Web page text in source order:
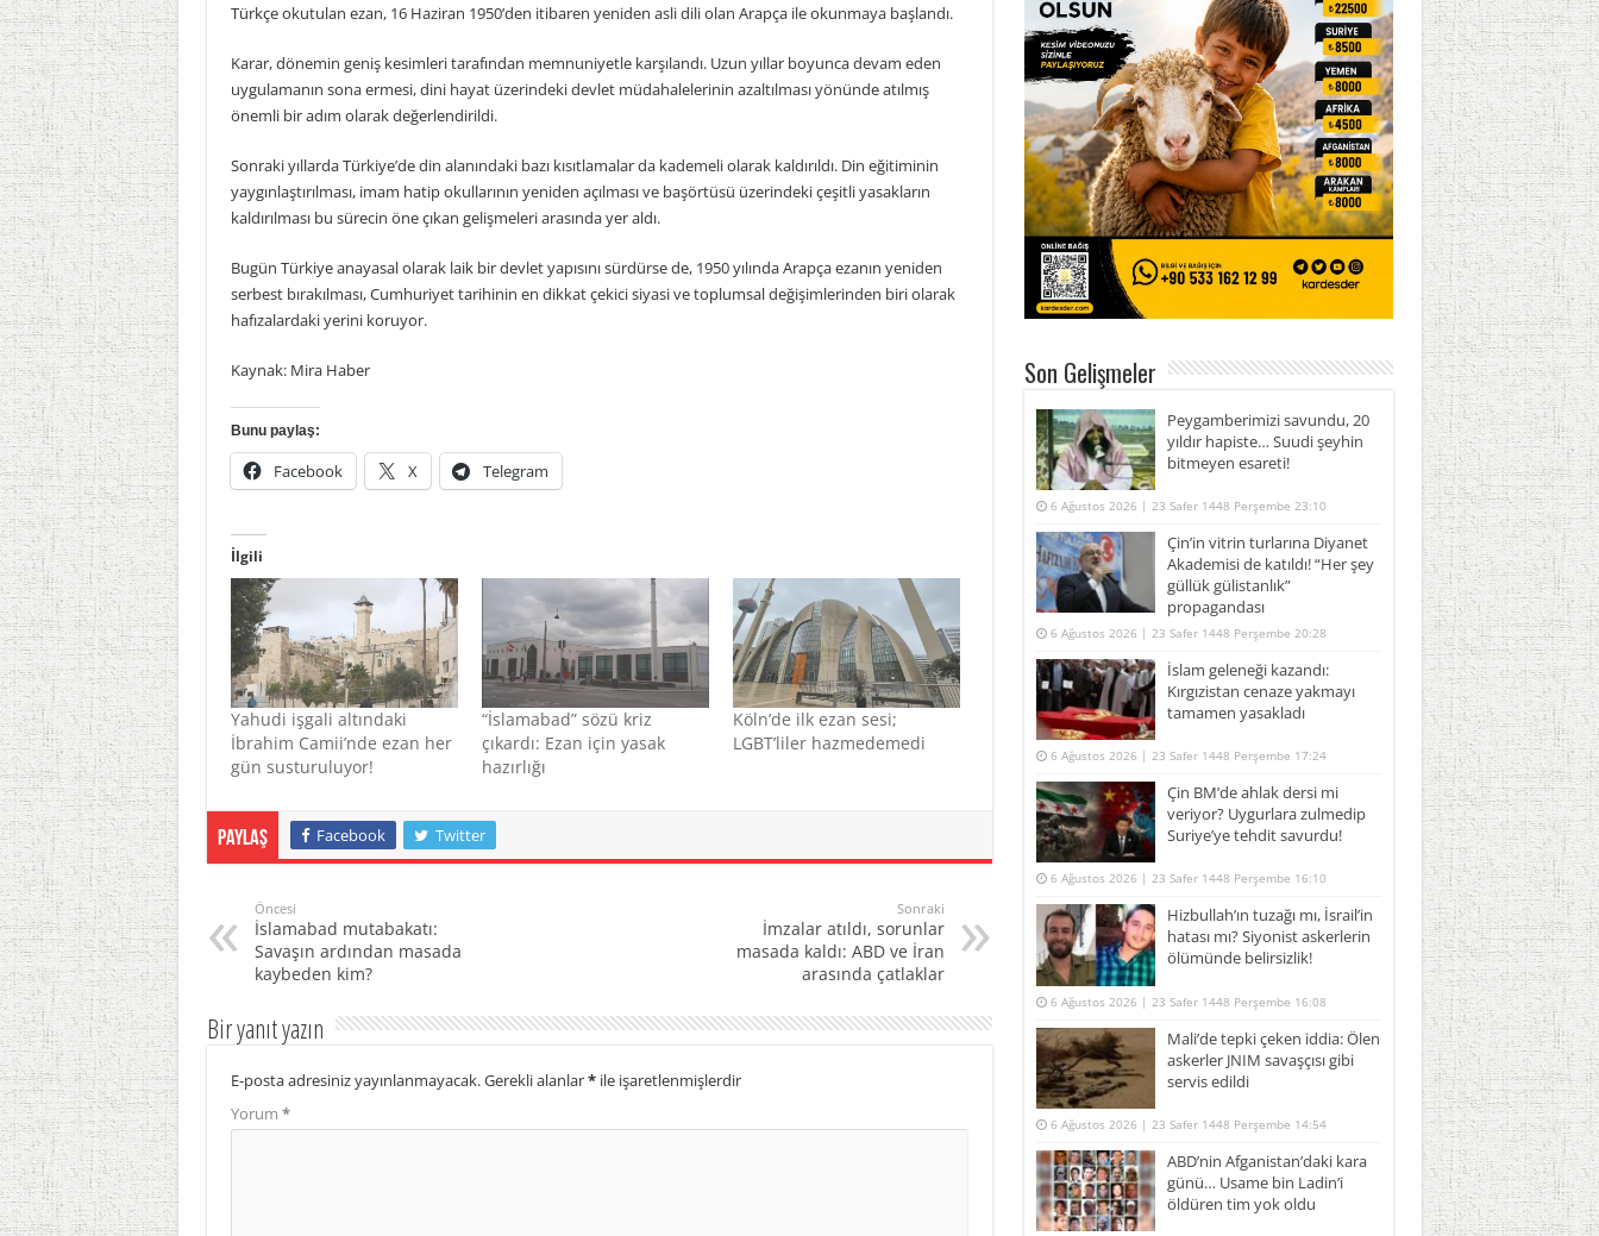
Türkçe okutulan ezan, 16 Haziran 1950’den itibaren yeniden asli dili olan Arapça ile okunmaya başlandı.
Karar, dönemin geniş kesimleri tarafından memnuniyetle karşılandı. Uzun yıllar boyunca devam eden
uygulamanın sona ermesi, dini hayat üzerindeki devlet müdahalelerinin azaltılması yönünde atılmış
önemli bir adım olarak değerlendirildi.
Sonraki yıllarda Türkiye’de din alanındaki bazı kısıtlamalar da kademeli olarak kaldırıldı. Din eğitiminin
yaygınlaştırılması, imam hatip okullarının yeniden açılması ve başörtüsü üzerindeki çeşitli yasakların
kaldırılması bu sürecin öne çıkan gelişmeleri arasında yer aldı.
Bugün Türkiye anayasal olarak laik bir devlet yapısını sürdürse de, 1950 yılında Arapça ezanın yeniden
serbest bırakılması, Cumhuriyet tarihinin en dikkat çekici siyasi ve toplumsal değişimlerinden biri olarak
hafızalardaki yerini koruyor.
Kaynak: Mira Haber
Bunu paylaş:
Facebook X Telegram
İlgili
Yahudi işgali altındaki
İbrahim Camii’nde ezan her
gün susturuluyor!
“İslamabad” sözü kriz
çıkardı: Ezan için yasak
hazırlığı
Köln’de ilk ezan sesi;
LGBT’liler hazmedemedi
Paylaş Facebook Twitter
Öncesi
İslamabad mutabakatı:
Savaşın ardından masada
kaybeden kim?
Sonraki
İmzalar atıldı, sorunlar
masada kaldı: ABD ve İran
arasında çatlaklar
Bir yanıt yazın
E-posta adresiniz yayınlanmayacak.Gerekli alanlar*ile işaretlenmişlerdir
Yorum *
Son Gelişmeler
Peygamberimizi savundu, 20
yıldır hapiste… Suudi şeyhin
bitmeyen esareti!
6 Ağustos 2026 | 23 Safer 1448 Perşembe 23:10
Çin’in vitrin turlarına Diyanet
Akademisi de katıldı! “Her şey
güllük gülistanlık”
propagandası
6 Ağustos 2026 | 23 Safer 1448 Perşembe 20:28
İslam geleneği kazandı:
Kırgızistan cenaze yakmayı
tamamen yasakladı
6 Ağustos 2026 | 23 Safer 1448 Perşembe 17:24
Çin BM’de ahlak dersi mi
veriyor? Uygurlara zulmedip
Suriye’ye tehdit savurdu!
6 Ağustos 2026 | 23 Safer 1448 Perşembe 16:10
Hizbullah’ın tuzağı mı, İsrail’in
hatası mı? Siyonist askerlerin
ölümünde belirsizlik!
6 Ağustos 2026 | 23 Safer 1448 Perşembe 16:08
Mali’de tepki çeken iddia: Ölen
askerler JNIM savaşçısı gibi
servis edildi
6 Ağustos 2026 | 23 Safer 1448 Perşembe 14:54
ABD’nin Afganistan’daki kara
günü… Usame bin Ladin’i
öldüren tim yok oldu